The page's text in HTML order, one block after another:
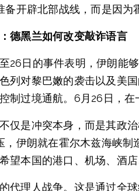
备开辟北部战线，而是因为
德黑兰如何改变敲诈语言
26日的事件表明，伊朗能
列对黎巴嫩的袭击以及美
制过境通航。6月26日，
仅是冲突本身，而是其政
，伊朗就在霍尔木兹海峡
望本国的港口、机场、酒
代理人战争。这是通过全